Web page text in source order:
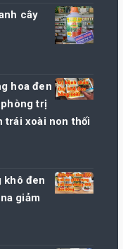
cây
hoa đen
trị
trái xoài non thối
khô đen
giảm